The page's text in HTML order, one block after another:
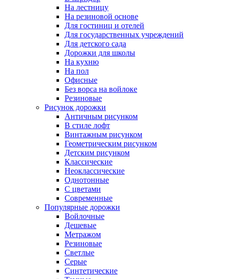
На лестницу
На резиновой основе
Для гостиниц и отелей
Для государственных учреждений
Для детского сада
Дорожки для школы
На кухню
На пол
Офисные
Без ворса на войлоке
Резиновые
Рисунок дорожки
Античным рисунком
В стиле лофт
Винтажным рисунком
Геометрическим рисунком
Детским рисунком
Классические
Неоклассические
Однотонные
С цветами
Современные
Популярные дорожки
Войлочные
Дешевые
Метражом
Резиновые
Светлые
Серые
Синтетические